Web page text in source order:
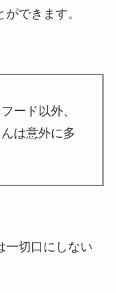
できます。
ード以外、
は意外に多
一切口にしない